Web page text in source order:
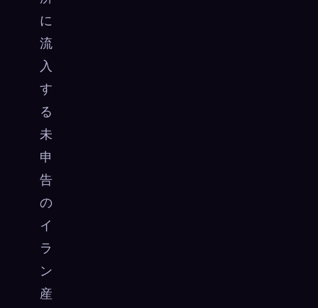
に
流
入
す
る
未
申
告
の
イ
ラ
ン
産